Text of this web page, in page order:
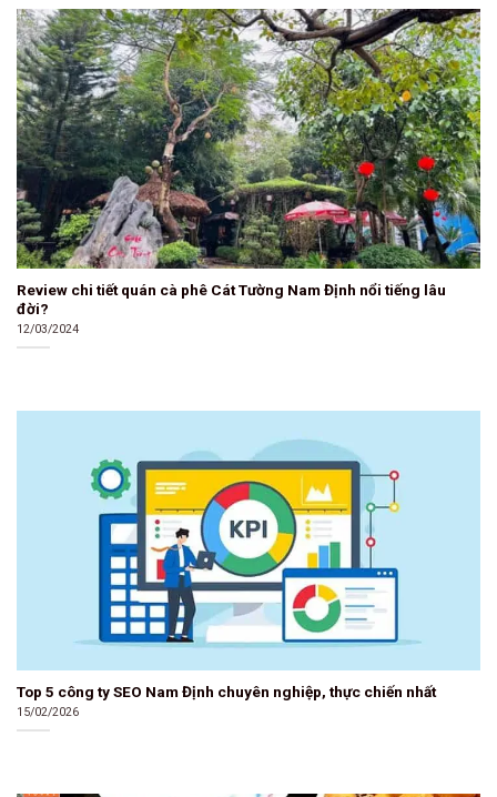
Review chi tiết quán cà phê Cát Tường Nam Định nổi tiếng lâu
đời?
12/03/2024
Top 5 công ty SEO Nam Định chuyên nghiệp, thực chiến nhất
15/02/2026